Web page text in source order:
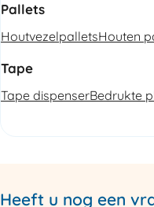
Pallets
HoutvezelpalletsHouten
Tape
Tape dispenserBedrukte
Heeft u nog een